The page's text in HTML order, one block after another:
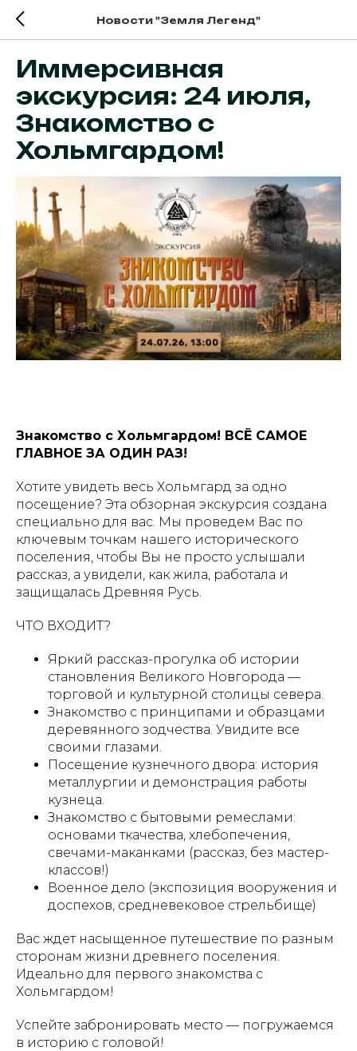
Новости "Земля Легенд"
Иммерсивная
экскурсия: 24 июля,
Знакомство с
Хольмгардом!
Знакомство с Хольмгардом! ВСЁ САМОЕ
ГЛАВНОЕ ЗА ОДИН РАЗ!
Хотите увидеть весь Хольмгард за одно
посещение? Эта обзорная экскурсия создана
специально для вас. Мы проведем Вас по
ключевым точкам нашего исторического
поселения, чтобы Вы не просто услышали
рассказ, а увидели, как жила, работала и
защищалась Древняя Русь.
ЧТО ВХОДИТ?
Яркий рассказ-прогулка об истории
становления Великого Новгорода —
торговой и культурной столицы севера.
Знакомство с принципами и образцами
деревянного зодчества. Увидите все
своими глазами.
Посещение кузнечного двора: история
металлургии и демонстрация работы
кузнеца.
Знакомство с бытовыми ремеслами:
основами ткачества, хлебопечения,
свечами-маканками (рассказ, без мастер-
классов!)
Военное дело (экспозиция вооружения и
доспехов, средневековое стрельбище)
Вас ждет насыщенное путешествие по разным
сторонам жизни древнего поселения.
Идеально для первого знакомства с
Хольмгардом!
Успейте забронировать место — погружаемся
в историю с головой!